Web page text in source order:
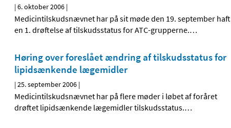
|6. oktober 2006 |
Medicintilskudsnævnet har på sit møde den 19. september haft
en 1. drøftelse af tilskudsstatus for ATC-grupperne.…
Høring over foreslået ændring af tilskudsstatus for
lipidsænkende lægemidler
|25. september 2006 |
Medicintilskudsnævnet har på flere møder i løbet af foråret
drøftet lipidsænkende lægemidler tilskudsstatus.…